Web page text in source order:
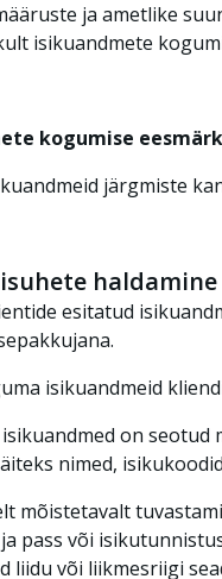
ja ametlike
isikuandmete
kogumise eesmärk
järgmiste
haldamine
esitatud
isikuandmeid
on
nimed,
mõistetavalt
pass või
liidu või liikmesriigi